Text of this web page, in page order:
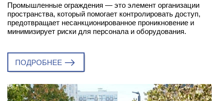
Промышленные ограждения — это элемент организации
пространства, который помогает контролировать доступ,
предотвращает несанкционированное проникновение и
минимизирует риски для персонала и оборудования.
ПОДРОБНЕЕ